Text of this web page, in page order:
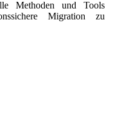
Methoden und Tools
Migration zu